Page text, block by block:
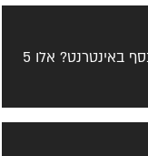
איך אנשים עושים כסף באינטרנט? אלו 5